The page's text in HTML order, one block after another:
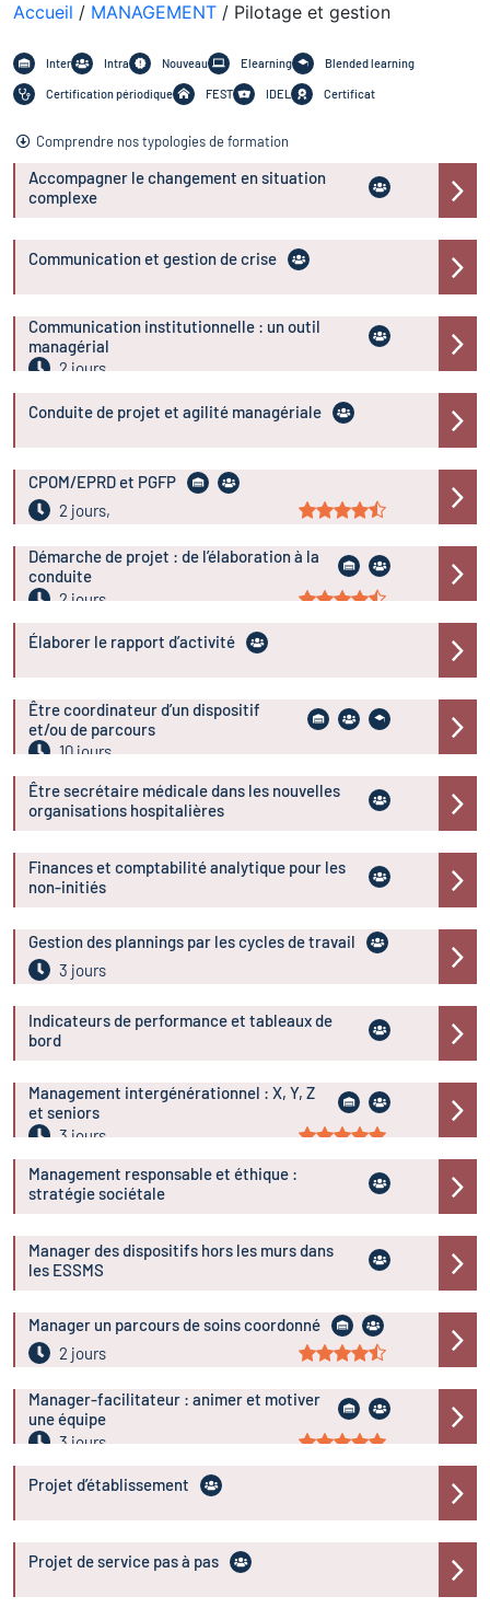
Accueil / MANAGEMENT / Pilotage et gestion
Inter Intra Nouveau Elearning Blended learning
Certification périodique FEST IDEL Certificat
Comprendre nos typologies de formation
Accompagner le changement en situation
complexe
Communication et gestion de crise
Communication institutionnelle : un outil
managérial
2 jours
Conduite de projet et agilité managériale
CPOM/EPRD et PGFP
2 jours,
Démarche de projet : de l’élaboration à la
conduite
2 jours
Élaborer le rapport d’activité
Être coordinateur d’un dispositif
et/ou de parcours
10 jours
Être secrétaire médicale dans les nouvelles
organisations hospitalières
Finances et comptabilité analytique pour les
non-initiés
Gestion des plannings par les cycles de travail
3 jours
Indicateurs de performance et tableaux de
bord
Management intergénérationnel : X, Y, Z
et seniors
3 jours
Management responsable et éthique :
stratégie sociétale
Manager des dispositifs hors les murs dans
les ESSMS
Manager un parcours de soins coordonné
2 jours
Manager-facilitateur : animer et motiver
une équipe
3 jours
Projet d’établissement
Projet de service pas à pas